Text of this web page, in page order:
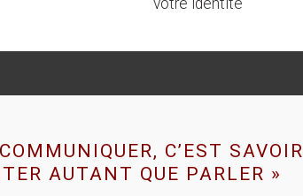
votre identité
C’EST SAVOIR
AUTANT QUE PARLER »